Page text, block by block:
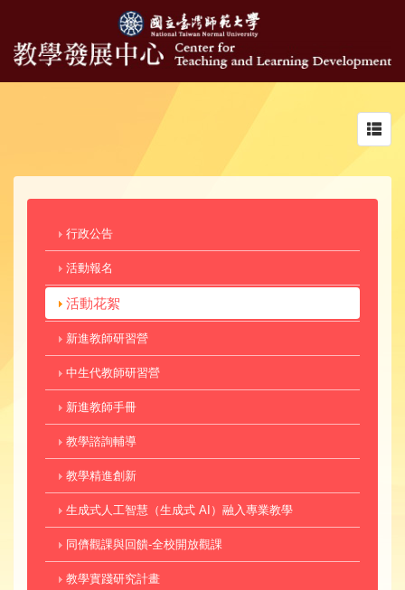
行政公告
活動報名
活動花絮
新進教師研習營
中生代教師研習營
新進教師手冊
教學諮詢輔導
教學精進創新
生成式人工智慧（生成式 AI）融入專業教學
同儕觀課與回饋-全校開放觀課
教學實踐研究計畫